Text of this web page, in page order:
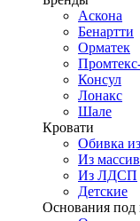
Аскона
Бенартти
Орматек
Консул
Лонакс
Шале
Кровати
Обивка
Из
Из ЛДСП
Детские
Основания под